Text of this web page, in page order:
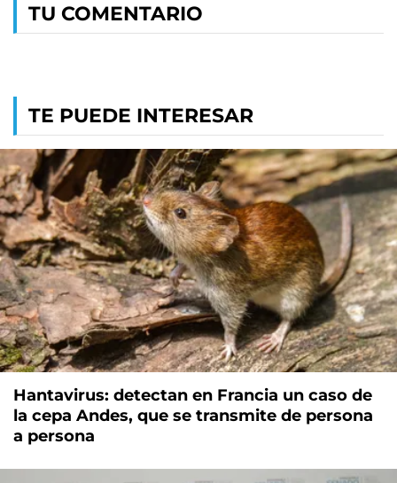
TU COMENTARIO
TE PUEDE INTERESAR
Hantavirus: detectan en Francia un caso de
la cepa Andes, que se transmite de persona
a persona